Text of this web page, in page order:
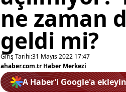
ne zaman
geldi mi?
Giriş Tarihi:31 Mayıs 2022 17:47
ahaber.com.tr Haber Merkezi
A Haber’i Google'a